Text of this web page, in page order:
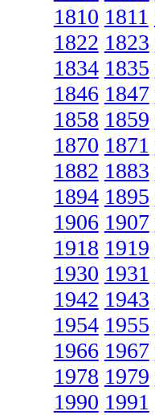
1810 1811
1822 1823
1834 1835
1846 1847
1858 1859
1870 1871
1882 1883
1894 1895
1906 1907
1918 1919
1930 1931
1942 1943
1954 1955
1966 1967
1978 1979
1990 1991